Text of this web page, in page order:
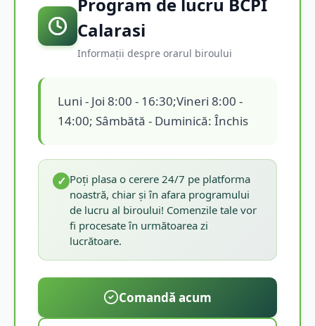
Calarasi
Informații despre orarul biroului
Luni - Joi 8:00 - 16:30;Vineri 8:00 -
14:00; Sâmbătă - Duminică: Închis
✓ Poți plasa o cerere 24/7 pe platforma
noastră, chiar și în afara programului
de lucru al biroului! Comenzile tale vor
fi procesate în următoarea zi
lucrătoare.
Comandă acum